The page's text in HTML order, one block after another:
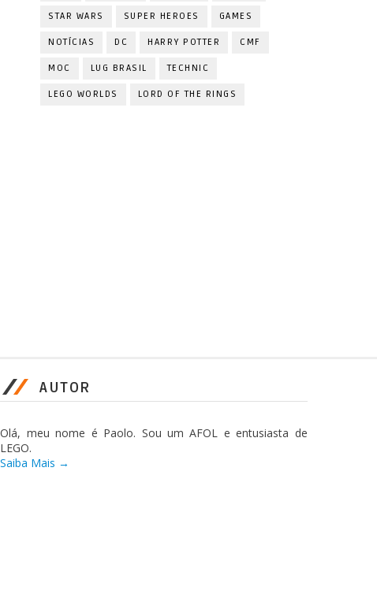
STAR WARS SUPER HEROES GAMES
NOTÍCIAS DC HARRY POTTER CMF
MOC LUG BRASIL TECHNIC
LEGO WORLDS LORD OF THE RINGS
AUTOR
Olá, meu nome é Paolo. Sou um AFOL e entusiasta de
LEGO.
Saiba Mais →